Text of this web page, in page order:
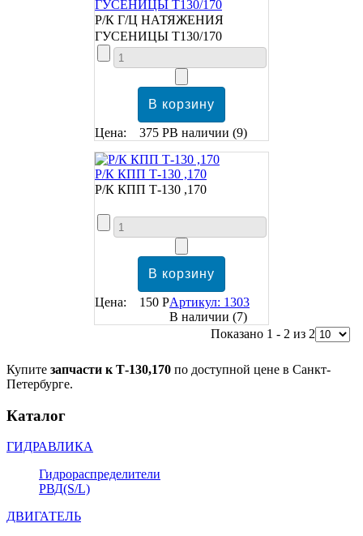
ГУСЕНИЦЫ Т130/170
Р/К Г/Ц НАТЯЖЕНИЯ
ГУСЕНИЦЫ Т130/170
Цена: 375 РВ наличии (9)
Р/К КПП Т-130 ,170
Р/К КПП Т-130 ,170
Цена: 150 РАртикул: 1303
В наличии (7)
Показано 1 - 2 из 2
Купите запчасти к Т-130,170 по доступной цене в Санкт-
Петербурге.
Каталог
ГИДРАВЛИКА
Гидрораспределители
РВД(S/L)
ДВИГАТЕЛЬ